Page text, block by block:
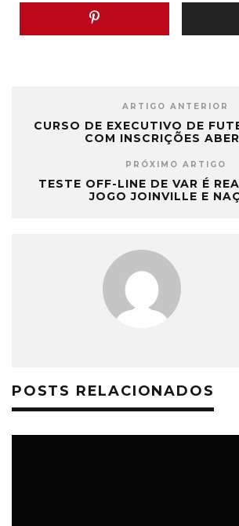
ARTIGO ANTERIOR
CURSO DE EXECUTIVO DE
COM INSCRIÇÕES
PRÓXIMO ARTIGO
TESTE OFF-LINE DE VAR É
JOGO JOINVILLE E
POSTS RELACIONADOS